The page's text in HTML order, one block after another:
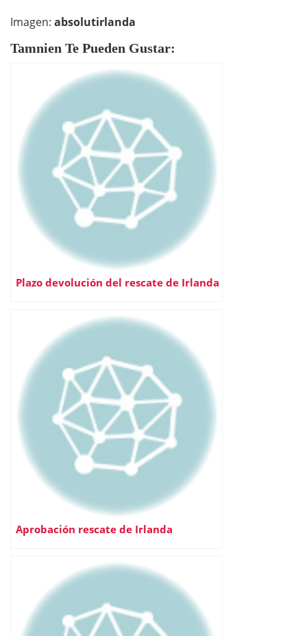
Imagen: absolutirlanda
Tamnien Te Pueden Gustar:
Plazo devolución del rescate de Irlanda
Aprobación rescate de Irlanda